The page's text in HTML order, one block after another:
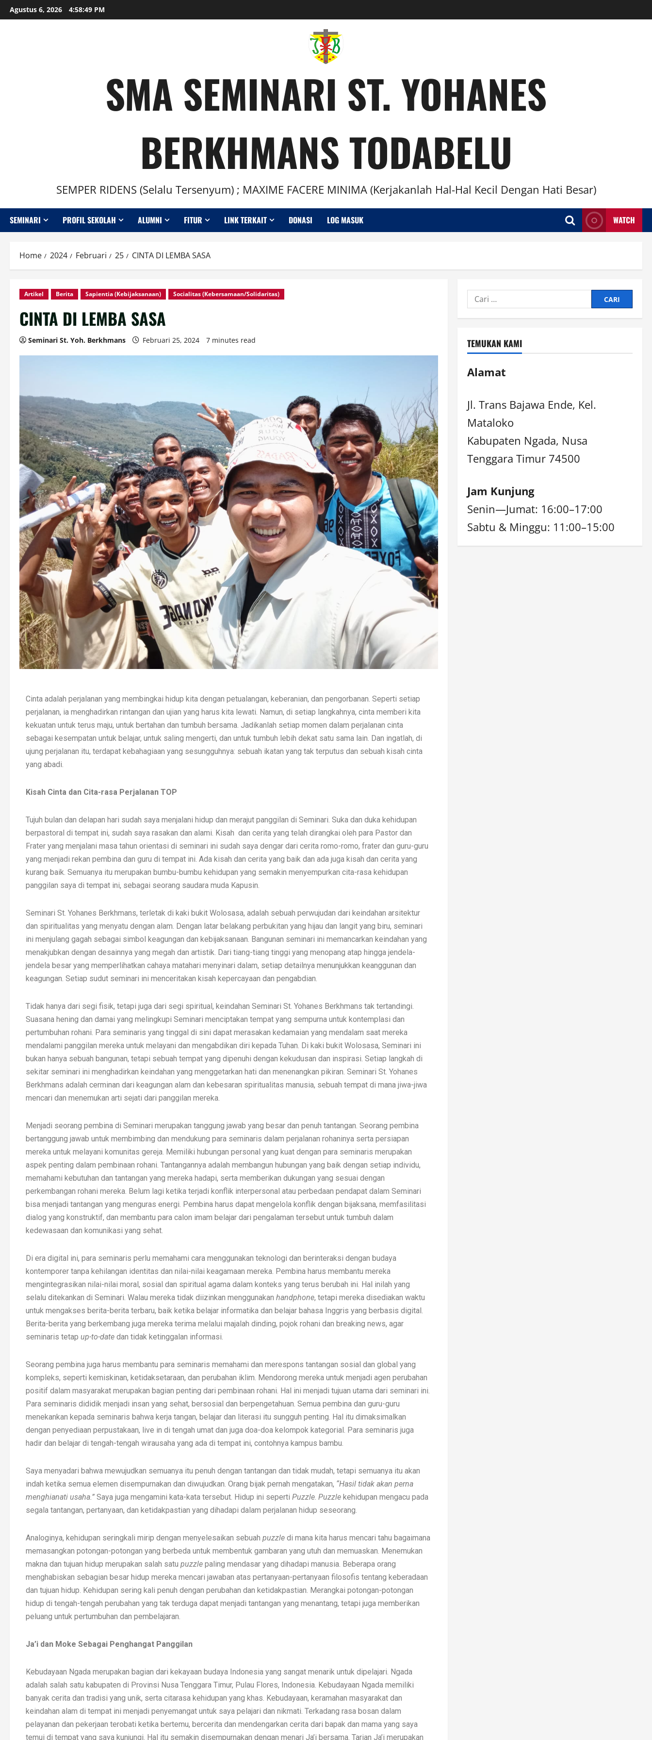
Agustus 6, 2026 4:58:50 PM
SMA SEMINARI ST. YOHANES
BERKHMANS TODABELU
SEMPER RIDENS (Selalu Tersenyum) ; MAXIME FACERE MINIMA (Kerjakanlah Hal-Hal Kecil Dengan Hati Besar)
SEMINARI PROFIL SEKOLAH ALUMNI FITUR LINK TERKAIT DONASI LOG MASUK WATCH
Home 2024 Februari 25 CINTA DI LEMBA SASA
Artikel Berita Sapientia (Kebijaksanaan) Socialitas (Kebersamaan/Solidaritas)
CINTA DI LEMBA SASA
Seminari St. Yoh. Berkhmans Februari 25, 2024 7 minutes read
Cinta adalah perjalanan yang membingkai hidup kita dengan petualangan, keberanian, dan pengorbanan. Seperti setiap
perjalanan, ia menghadirkan rintangan dan ujian yang harus kita lewati. Namun, di setiap langkahnya, cinta memberi kita
kekuatan untuk terus maju, untuk bertahan dan tumbuh bersama. Jadikanlah setiap momen dalam perjalanan cinta
sebagai kesempatan untuk belajar, untuk saling mengerti, dan untuk tumbuh lebih dekat satu sama lain. Dan ingatlah, di
ujung perjalanan itu, terdapat kebahagiaan yang sesungguhnya: sebuah ikatan yang tak terputus dan sebuah kisah cinta
yang abadi.
Kisah Cinta dan Cita-rasa Perjalanan TOP
Tujuh bulan dan delapan hari sudah saya menjalani hidup dan merajut panggilan di Seminari. Suka dan duka kehidupan
berpastoral di tempat ini, sudah saya rasakan dan alami. Kisah dan cerita yang telah dirangkai oleh para Pastor dan
Frater yang menjalani masa tahun orientasi di seminari ini sudah saya dengar dari cerita romo-romo, frater dan guru-guru
yang menjadi rekan pembina dan guru di tempat ini. Ada kisah dan cerita yang baik dan ada juga kisah dan cerita yang
kurang baik. Semuanya itu merupakan bumbu-bumbu kehidupan yang semakin menyempurkan cita-rasa kehidupan
panggilan saya di tempat ini, sebagai seorang saudara muda Kapusin.
Seminari St. Yohanes Berkhmans, terletak di kaki bukit Wolosasa, adalah sebuah perwujudan dari keindahan arsitektur
dan spiritualitas yang menyatu dengan alam. Dengan latar belakang perbukitan yang hijau dan langit yang biru, seminari
ini menjulang gagah sebagai simbol keagungan dan kebijaksanaan. Bangunan seminari ini memancarkan keindahan yang
menakjubkan dengan desainnya yang megah dan artistik. Dari tiang-tiang tinggi yang menopang atap hingga jendela-
jendela besar yang memperlihatkan cahaya matahari menyinari dalam, setiap detailnya menunjukkan keanggunan dan
keagungan. Setiap sudut seminari ini menceritakan kisah kepercayaan dan pengabdian.
Tidak hanya dari segi fisik, tetapi juga dari segi spiritual, keindahan Seminari St. Yohanes Berkhmans tak tertandingi.
Suasana hening dan damai yang melingkupi Seminari menciptakan tempat yang sempurna untuk kontemplasi dan
pertumbuhan rohani. Para seminaris yang tinggal di sini dapat merasakan kedamaian yang mendalam saat mereka
mendalami panggilan mereka untuk melayani dan mengabdikan diri kepada Tuhan. Di kaki bukit Wolosasa, Seminari ini
bukan hanya sebuah bangunan, tetapi sebuah tempat yang dipenuhi dengan kekudusan dan inspirasi. Setiap langkah di
sekitar seminari ini menghadirkan keindahan yang menggetarkan hati dan menenangkan pikiran. Seminari St. Yohanes
Berkhmans adalah cerminan dari keagungan alam dan kebesaran spiritualitas manusia, sebuah tempat di mana jiwa-jiwa
mencari dan menemukan arti sejati dari panggilan mereka.
Menjadi seorang pembina di Seminari merupakan tanggung jawab yang besar dan penuh tantangan. Seorang pembina
bertanggung jawab untuk membimbing dan mendukung para seminaris dalam perjalanan rohaninya serta persiapan
mereka untuk melayani komunitas gereja. Memiliki hubungan personal yang kuat dengan para seminaris merupakan
aspek penting dalam pembinaan rohani. Tantangannya adalah membangun hubungan yang baik dengan setiap individu,
memahami kebutuhan dan tantangan yang mereka hadapi, serta memberikan dukungan yang sesuai dengan
perkembangan rohani mereka. Belum lagi ketika terjadi konflik interpersonal atau perbedaan pendapat dalam Seminari
bisa menjadi tantangan yang menguras energi. Pembina harus dapat mengelola konflik dengan bijaksana, memfasilitasi
dialog yang konstruktif, dan membantu para calon imam belajar dari pengalaman tersebut untuk tumbuh dalam
kedewasaan dan komunikasi yang sehat.
Di era digital ini, para seminaris perlu memahami cara menggunakan teknologi dan berinteraksi dengan budaya
kontemporer tanpa kehilangan identitas dan nilai-nilai keagamaan mereka. Pembina harus membantu mereka
mengintegrasikan nilai-nilai moral, sosial dan spiritual agama dalam konteks yang terus berubah ini. Hal inilah yang
selalu ditekankan di Seminari. Walau mereka tidak diizinkan menggunakan handphone, tetapi mereka disediakan waktu
untuk mengakses berita-berita terbaru, baik ketika belajar informatika dan belajar bahasa Inggris yang berbasis digital.
Berita-berita yang berkembang juga mereka terima melalui majalah dinding, pojok rohani dan breaking news, agar
seminaris tetap up-to-date dan tidak ketinggalan informasi.
Seorang pembina juga harus membantu para seminaris memahami dan merespons tantangan sosial dan global yang
kompleks, seperti kemiskinan, ketidaksetaraan, dan perubahan iklim. Mendorong mereka untuk menjadi agen perubahan
positif dalam masyarakat merupakan bagian penting dari pembinaan rohani. Hal ini menjadi tujuan utama dari seminari ini.
Para seminaris dididik menjadi insan yang sehat, bersosial dan berpengetahuan. Semua pembina dan guru-guru
menekankan kepada seminaris bahwa kerja tangan, belajar dan literasi itu sungguh penting. Hal itu dimaksimalkan
dengan penyediaan perpustakaan, live in di tengah umat dan juga doa-doa kelompok kategorial. Para seminaris juga
hadir dan belajar di tengah-tengah wirausaha yang ada di tempat ini, contohnya kampus bambu.
Saya menyadari bahwa mewujudkan semuanya itu penuh dengan tantangan dan tidak mudah, tetapi semuanya itu akan
indah ketika semua elemen disempurnakan dan diwujudkan. Orang bijak pernah mengatakan, “Hasil tidak akan perna
menghianati usaha.” Saya juga mengamini kata-kata tersebut. Hidup ini seperti Puzzle. Puzzle kehidupan mengacu pada
segala tantangan, pertanyaan, dan ketidakpastian yang dihadapi dalam perjalanan hidup seseorang.
Analoginya, kehidupan seringkali mirip dengan menyelesaikan sebuah puzzle di mana kita harus mencari tahu bagaimana
memasangkan potongan-potongan yang berbeda untuk membentuk gambaran yang utuh dan memuaskan. Menemukan
makna dan tujuan hidup merupakan salah satu puzzle paling mendasar yang dihadapi manusia. Beberapa orang
menghabiskan sebagian besar hidup mereka mencari jawaban atas pertanyaan-pertanyaan filosofis tentang keberadaan
dan tujuan hidup. Kehidupan sering kali penuh dengan perubahan dan ketidakpastian. Merangkai potongan-potongan
hidup di tengah-tengah perubahan yang tak terduga dapat menjadi tantangan yang menantang, tetapi juga memberikan
peluang untuk pertumbuhan dan pembelajaran.
Ja’i dan Moke Sebagai Penghangat Panggilan
Kebudayaan Ngada merupakan bagian dari kekayaan budaya Indonesia yang sangat menarik untuk dipelajari. Ngada
adalah salah satu kabupaten di Provinsi Nusa Tenggara Timur, Pulau Flores, Indonesia. Kebudayaan Ngada memiliki
banyak cerita dan tradisi yang unik, serta citarasa kehidupan yang khas. Kebudayaan, keramahan masyarakat dan
keindahan alam di tempat ini menjadi penyemangat untuk saya pelajari dan nikmati. Terkadang rasa bosan dalam
pelayanan dan pekerjaan terobati ketika bertemu, bercerita dan mendengarkan cerita dari bapak dan mama yang saya
temui di tempat yang saya kunjungi. Hal itu semakin disempurnakan dengan menari Ja’i bersama. Tarian Ja’i merupakan
TEMUKAN KAMI
Alamat
Jl. Trans Bajawa Ende, Kel.
Mataloko
Kabupaten Ngada, Nusa
Tenggara Timur 74500
Jam Kunjung
Senin—Jumat: 16:00–17:00
Sabtu & Minggu: 11:00–15:00